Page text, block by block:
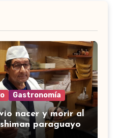
Gastronomía
nacer y morir al
paraguayo